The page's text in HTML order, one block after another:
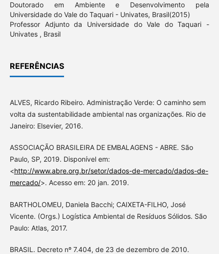
Doutorado em Ambiente e Desenvolvimento pela
Universidade do Vale do Taquari - Univates, Brasil(2015)
Professor Adjunto da Universidade do Vale do Taquari -
Univates , Brasil
REFERÊNCIAS
ALVES, Ricardo Ribeiro. Administração Verde: O caminho sem
volta da sustentabilidade ambiental nas organizações. Rio de
Janeiro: Elsevier, 2016.
ASSOCIAÇÃO BRASILEIRA DE EMBALAGENS - ABRE. São
Paulo, SP, 2019. Disponível em:
<http://www.abre.org.br/setor/dados-de-mercado/dados-de-
mercado/>. Acesso em: 20 jan. 2019.
BARTHOLOMEU, Daniela Bacchi; CAIXETA-FILHO, José
Vicente. (Orgs.) Logística Ambiental de Resíduos Sólidos. São
Paulo: Atlas, 2017.
BRASIL. Decreto nº 7.404, de 23 de dezembro de 2010.